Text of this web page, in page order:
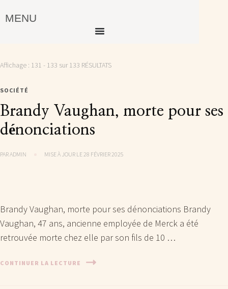
MENU
Affichage : 131 - 133 sur 133 RÉSULTATS
SOCIÉTÉ
Brandy Vaughan, morte pour ses
dénonciations
PARADMIN MISE À JOUR LE28 FÉVRIER 2025
Brandy Vaughan, morte pour ses dénonciations Brandy
Vaughan, 47 ans, ancienne employée de Merck a été
retrouvée morte chez elle par son fils de 10 …
CONTINUER LA LECTURE